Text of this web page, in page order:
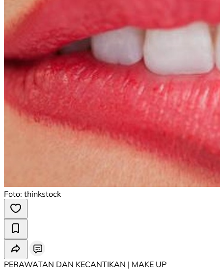
Foto: thinkstock
PERAWATAN DAN KECANTIKAN | MAKE UP